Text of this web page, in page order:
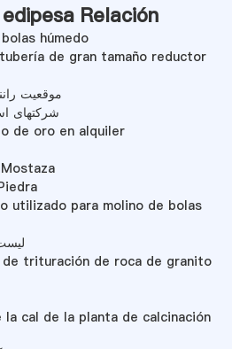
Relación
húmedo
de gran tamaño reductor
موقعیت
شرکتهای
de oro en alquiler
utilizado para molino de bolas
trituración de roca de granito
cal de la planta de calcinación